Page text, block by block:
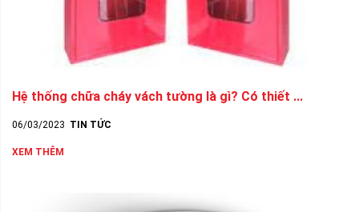
Hệ thống chữa cháy vách tường là gì? Có thiết ...
06/03/2023 TIN TỨC
XEM THÊM